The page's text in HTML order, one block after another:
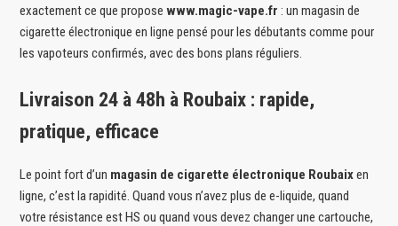
exactement ce que proposewww.magic-vape.fr : un magasin de
cigarette électronique en ligne pensé pour les débutants comme pour
les vapoteurs confirmés, avec des bons plans réguliers.
Livraison 24 à 48h à Roubaix : rapide,
pratique, efficace
Le point fort d’un magasin de cigarette électronique Roubaixen
ligne, c’est la rapidité. Quand vous n’avez plus de e-liquide, quand
votre résistance est HS ou quand vous devez changer une cartouche,